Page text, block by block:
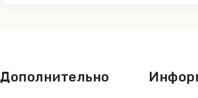
Дополнительно